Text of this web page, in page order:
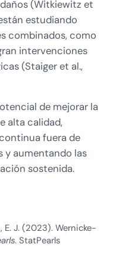
(Witkiewitz et
estudiando
combinados, como
intervenciones
(Staiger et al.,
de mejorar la
alta calidad,
fuera de
y aumentando las
sostenida.
E. J. (2023). Wernicke-
. StatPearls